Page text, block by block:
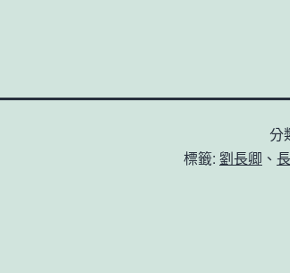
分
標籤: 劉長卿 、